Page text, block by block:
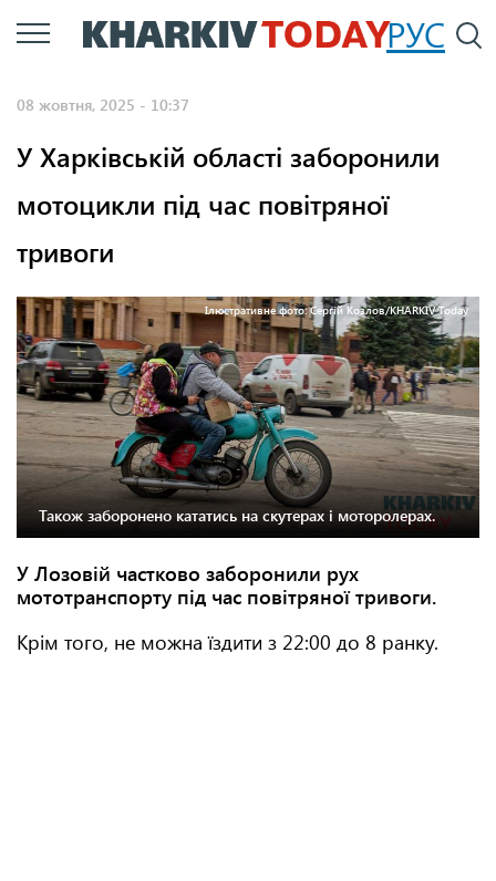
Перейти
до
РУС
08 жовтня, 2025 - 10:37
У Харківській області заборонили
мотоцикли під час повітряної
тривоги
Ілюстративне фото: Сергій Козлов/KHARKIV Today
Також заборонено кататись на скутерах і моторолерах.
У Лозовій частково заборонили рух
мототранспорту під час повітряної тривоги.
Крім того, не можна їздити з 22:00 до 8 ранку.